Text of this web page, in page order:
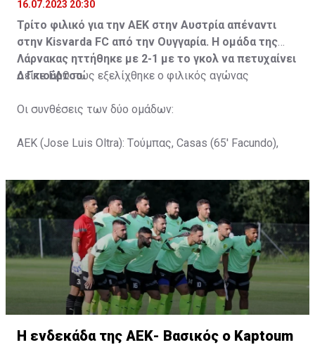
16.07.2023 20:30
Τρίτο φιλικό για την ΑΕΚ στην Αυστρία απέναντι
στην Kisvarda FC από την Ουγγαρία. Η ομάδα της
Λάρνακας ηττήθηκε με 2-1 με το γκολ να πετυχαίνει
ο Γκιούρτσο.
ΔείτεΕΔΩπώς εξελίχθηκε ο φιλικός αγώνας
Οι συνθέσεις των δύο ομάδων:
ΑΕΚ (Jose Luis Oltra): Tούμπας, Casas (65' Facundo),
Gyurcso), Κaptoum (46' Καψής (65' Mάμας), Roberge (65'
Tomovic), Aνδρέου (65' Angel) , Κωνσταντή (65' Sol),
Τζιωρτζής (65' Faraj), Κατελάρης (65' Milicevic).
Στον πάγκο: Piric, Στυλιανίδης, Tomovic, Καψής, Sol,
Faraj, Lopes, Angel, Milicevic, Pons, Εγγλέζου, Facundo,
Gonzalez, Guyrcso, Μάμας.
Κisvarda FC (Milos Kruscic): Kovacs, Navratil, Raul, Szor,
Lippai, Alic, Kormendi, Makowski, Czekus, Ilievski,
H ενδεκάδα της ΑΕΚ- Βασικός ο Kaptoum